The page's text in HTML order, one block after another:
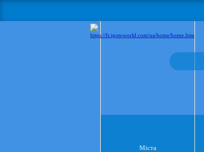
Міста